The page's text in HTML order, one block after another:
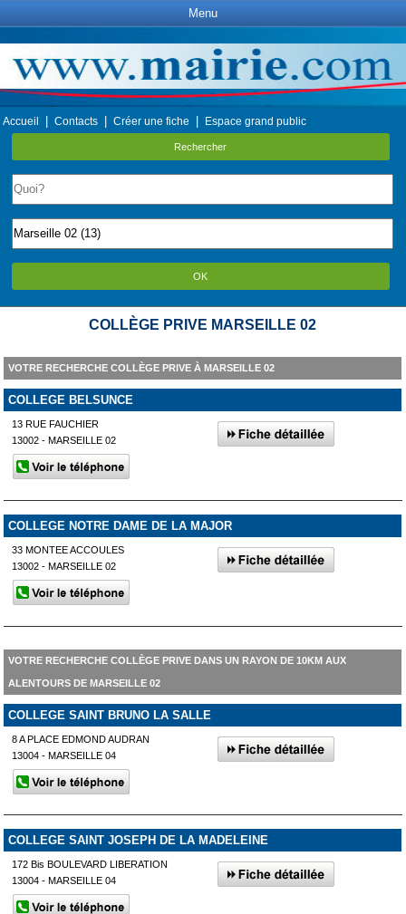
Menu
Accueil Contacts Créer une fiche Espace grand public
Rechercher
OK
COLLÈGE PRIVE MARSEILLE 02
VOTRE RECHERCHE COLLÈGE PRIVE À MARSEILLE 02
COLLEGE BELSUNCE
13 RUE FAUCHIER
13002 - MARSEILLE 02
COLLEGE NOTRE DAME DE LA MAJOR
33 MONTEE ACCOULES
13002 - MARSEILLE 02
VOTRE RECHERCHE COLLÈGE PRIVE DANS UN RAYON DE 10KM AUX
ALENTOURS DE MARSEILLE 02
COLLEGE SAINT BRUNO LA SALLE
8 A PLACE EDMOND AUDRAN
13004 - MARSEILLE 04
COLLEGE SAINT JOSEPH DE LA MADELEINE
172 Bis BOULEVARD LIBERATION
13004 - MARSEILLE 04